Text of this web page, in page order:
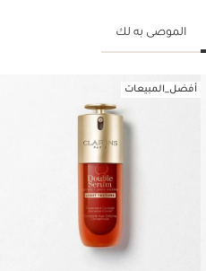
الموصى به لك
أفضل_المبيعات